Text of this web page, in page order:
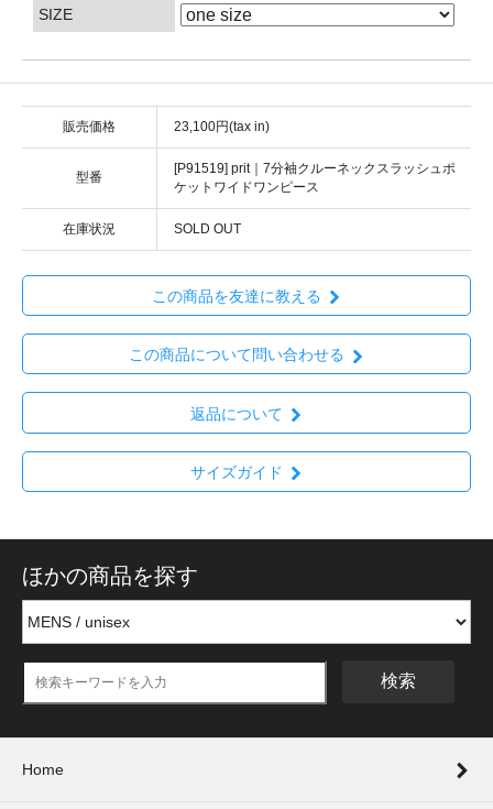
SIZE
販売価格 23,100円(tax in)
型番
[P91519] prit｜7分袖クルーネックスラッシュポ
ケットワイドワンピース
在庫状況 SOLD OUT
この商品を友達に教える
この商品について問い合わせる
返品について
サイズガイド
ほかの商品を探す
検索
Home